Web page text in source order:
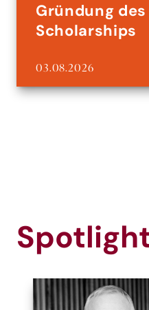
Gründung
Scholarships
03.08.2026